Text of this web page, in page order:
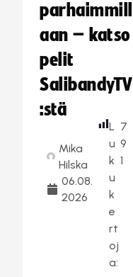
parhaimmill
aan – katso
pelit
SalibandyTV
:stä
Mika
Hilska
06.08.
2026
L
u
k
u
k
e
rt
oj
a:
7
9
1